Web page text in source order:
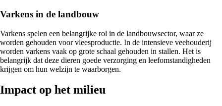
Varkens in de landbouw
Varkens spelen een belangrijke rol in de landbouwsector, waar ze
worden gehouden voor vleesproductie. In de intensieve veehouderij
worden varkens vaak op grote schaal gehouden in stallen. Het is
belangrijk dat deze dieren goede verzorging en leefomstandigheden
krijgen om hun welzijn te waarborgen.
Impact op het milieu